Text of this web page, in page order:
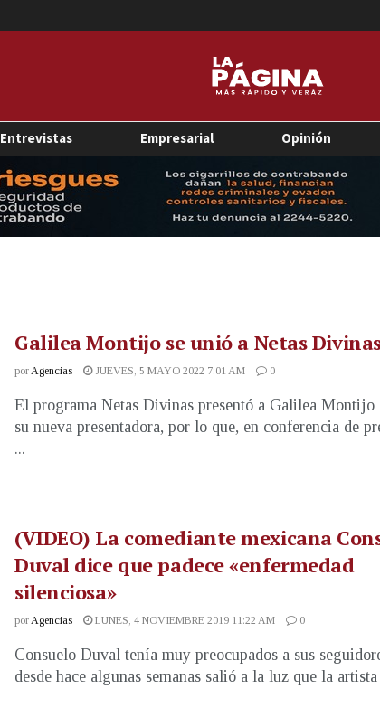
Entrevistas Empresarial Opinión
Galilea Montijo se unió a Netas
porAgencias JUEVES, 5 MAYO 2022 7:01 AM 0
El programa Netas Divinas presentó a Galilea Montijo
su nueva presentadora, por lo que, en conferencia de
...
(VIDEO) La comediante mexicana
Duval dice que padece «enfermedad
silenciosa»
porAgencias LUNES, 4 NOVIEMBRE 2019 11:22 AM 0
Consuelo Duval tenía muy preocupados a sus
desde hace algunas semanas salió a la luz que la artista